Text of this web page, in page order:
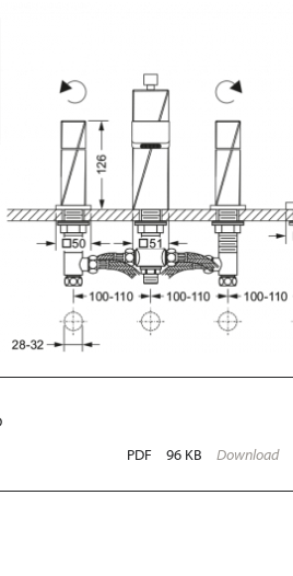
PDF 96 KB Download